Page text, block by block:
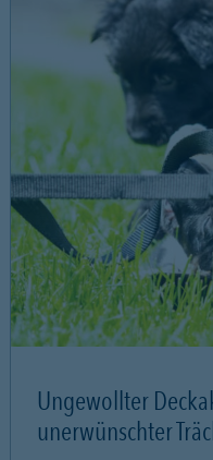
Ungewollter
unerwünschter